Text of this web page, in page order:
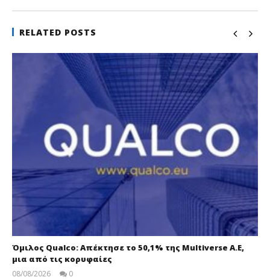
RELATED POSTS
Όμιλος Qualco: Απέκτησε το 50,1% της Multiverse A.E,
μια από τις κορυφαίες
08/08/2026
0